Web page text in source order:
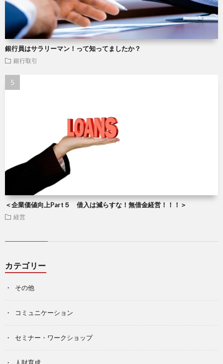
銀行員はサラリーマン！って知ってましたか？
銀行取引
＜企業価値向上Part５ 借入は減らすな！無借金経営！！！＞
経営
カテゴリー
その他
コミュニケーション
セミナー・ワークショップ
人財育成